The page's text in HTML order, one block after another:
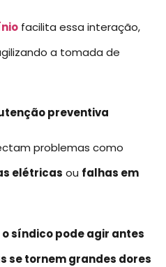
facilita essa interação,
a tomada de
preventiva
problemas como
elétricas ou falhas em
o síndico pode agir antes
se tornem grandes dores